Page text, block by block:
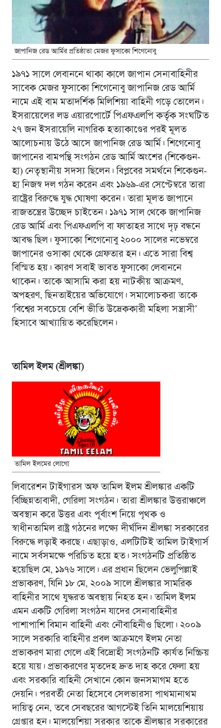
জাপানিজ রেড আর্মির প্রতিষ্ঠাতা মেজর ফুসাকো শিগেনোবু
১৯৭১ সালে লেবাননে থাকা কালে জাপান সেনাবাহিনীর
সাবেক মেজর ফুসাকো শিগেনোবু জাপানিজ রেড আর্মি
নামে এই বাম মতাদর্শিক মিলিশিয়া বাহিনী গড়ে তোলেন।
ইসরায়েলের লড এয়ারপোর্টে পিএফএলপি কর্তৃক সংঘটিত
২৭ জন ইসরায়েলি নাগরিক হত্যাকাণ্ডের পরই মূলত
আলোচনায় উঠে আসে জাপানিজ রেড আর্মি। শিগেনোবু
জাপানের বামপন্থি সংগঠন রেড আর্মি অংশের (শিকেগুন-
হা) নেতৃস্থানীয় সদস্য ছিলেন। বিপ্লবের সমর্থনে শিকেগুন-
হা নিজস্ব দল গঠন করেন এবং ১৯৬৯-এর সেপ্টেম্বরে তারা
রাষ্ট্রের বিরুদ্ধে যুদ্ধ ঘোষণা করেন। তারা মূলত জাপানে
রাজতন্ত্রের উচ্ছেদ চাইতেন। ১৯৭১ সাল থেকে জাপানিজ
রেড আর্মি এবং পিএফএলপি বা ফাতাহর সাথে দৃঢ় বন্ধনে
আবদ্ধ ছিল। ফুসাকো শিগেনোবু ২০০০ সালের নভেম্বরে
জাপানের ওসাকা থেকে গ্রেফতার হন। এতে সারা বিশ্ব
বিস্মিত হয়। কারণ সবাই ভাবত ফুসাকো লেবাননে
থাকেন। তাকে আসামি করা হয় নাটকীয় আক্রমণ,
অপহরণ, ছিনতাইয়ের অভিযোগে। সমালোচকরা তাকে
‘বিশ্বের সবচেয়ে বেশি ভীতি উদ্রেককারী মহিলা সন্ত্রাসী’
হিসাবে আখ্যায়িত করেছিলেন।
তামিল ইলম (শ্রীলঙ্কা)
তামিল ইলমের লোগো
লিবারেশন টাইগারস অফ তামিল ইলম শ্রীলঙ্কার একটি
বিচ্ছিন্নতাবাদী, গেরিলা সংগঠন। তারা শ্রীলঙ্কার উত্তরাঞ্চলে
অবস্থান করে উত্তর এবং পূর্বাংশ নিয়ে পৃথক ও
স্বাধীনতামিল রাষ্ট্র গঠনের লক্ষ্যে দীর্ঘদিন শ্রীলঙ্কা সরকারের
বিরুদ্ধে লড়াই করছে। এছাড়াও, এলটিটিই তামিল টাইগার্স
নামে সর্বসমক্ষে পরিচিত হয়ে হত। সংগঠনটি প্রতিষ্ঠিত
হয়েছিল মে, ১৯৭৬ সালে। এর প্রধান ছিলেন ভেলুপিল্লাই
প্রভাকরণ, যিনি ১৮ মে, ২০০৯ সালে শ্রীলঙ্কার সামরিক
বাহিনীর সাথে যুদ্ধরত অবস্থায় নিহত হন। তামিল ইলম
এমন একটি গেরিলা সংগঠন যাদের সেনাবাহিনীর
পাশাপাশি বিমান বাহিনী এবং নৌবাহিনীও ছিলো। ২০০৯
সালে সরকারি বাহিনীর প্রবল আক্রমণে ইলম নেতা
প্রভাকরণ মারা গেলে এই বিদ্রোহী সংগঠনটি কার্যত নিস্ক্রিয়
হয়ে যায়। প্রভাকরণের মৃতদেহ দ্রুত দাহ করে ফেলা হয়
এবং সরকারি বাহিনী সেখানে কোন জনসমাগম হতে
দেয়নি। পরবর্তী নেতা হিসেবে সেলভারসা পাথমানাথম
দায়িত্ব নেন, তবে সেবছরের আগস্টেই তিনি মালয়েশিয়ায়
গ্রেপ্তার হন। মালয়েশিয়া সরকার তাকে শ্রীলঙ্কার সরকারের